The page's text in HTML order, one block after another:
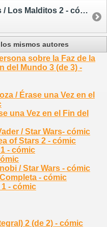
Las Doncellas Vírgenes / Los Malditos 2 - cómic
mismos autores
sobre la Faz de la
del Mundo 3 (de 3) -
/ Érase una Vez en el
una Vez en el Fin del
/ Star Wars- cómic
of Stars 2 - cómic
- cómic
/ Star Wars - cómic
- cómic
- cómic
2 (de 2) - cómic